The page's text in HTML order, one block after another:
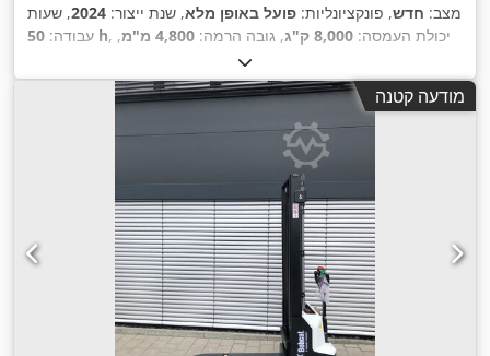
מצב: חדש, פונקציונליות: פועל באופן מלא, שנת ייצור: 2024, שעות
עבודה: 50 h , יכולת העמסה: 8,000 ק"ג , גובה הרמה: 4,800 מ"מ
,
, סוג דלק:
גובה בנייה:2,780 מ"מ , כוח:59 קילוואט (80.22 כ"ס)
, רוחב
מסגרת המזלג:
2,240 מ"מ , אורך המזלג:2,400 מ"מ
, משקל עצמי:
Diesel
מודעה קטנה